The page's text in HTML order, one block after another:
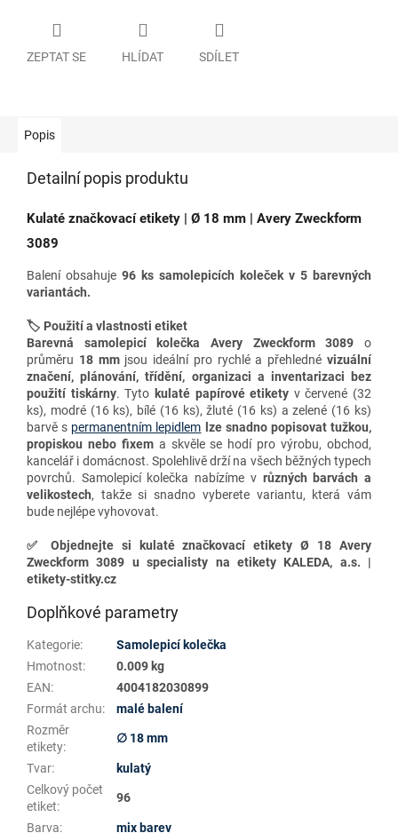
ZEPTAT SE HLÍDAT SDÍLET
Popis
Detailní popis produktu
Kulaté značkovací etikety | Ø 18 mm | Avery Zweckform
3089
Balení obsahuje 96 ks samolepicích koleček v 5 barevných
variantách.
🏷️ Použití a vlastnosti etiket
Barevná samolepicí kolečka Avery Zweckform 3089 o
průměru 18 mmjsou ideální pro rychlé a přehledné vizuální
značení, plánování, třídění, organizaci a inventarizaci
bez
použití tiskárny. Tyto kulaté papírové etikety v červené (32
ks), modré (16 ks), bílé (16 ks), žluté (16 ks) a zelené (16 ks)
barvě s permanentním lepidlem lze snadno popisovat tužkou,
propiskou nebo fixem a skvěle se hodí pro výrobu, obchod,
kancelář i domácnost. Spolehlivě drží na všech běžných typech
povrchů. Samolepicí kolečka nabízíme v různých barvách a
velikostech, takže si snadno vyberete variantu, která vám
bude nejlépe vyhovovat.
✅ Objednejte si kulaté značkovací etikety Ø 18 Avery
Zweckform 3089 u specialisty na etikety KALEDA, a.s. |
etikety-stitky.cz
Doplňkové parametry
Kategorie:
Samolepicí kolečka
Hmotnost:
0.009 kg
EAN:
4004182030899
Formát archu:
malé balení
Rozměr
etikety:
∅ 18 mm
Tvar:
kulatý
Celkový počet
etiket:
96
Barva:
mix barev